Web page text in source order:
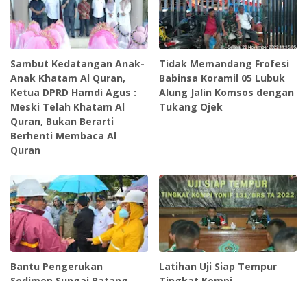
Sambut Kedatangan Anak-
Anak Khatam Al Quran,
Ketua DPRD Hamdi Agus :
Meski Telah Khatam Al
Quran, Bukan Berarti
Berhenti Membaca Al
Quran
Tidak Memandang Frofesi
Babinsa Koramil 05 Lubuk
Alung Jalin Komsos dengan
Tukang Ojek
Bantu Pengerukan
Latihan Uji Siap Tempur